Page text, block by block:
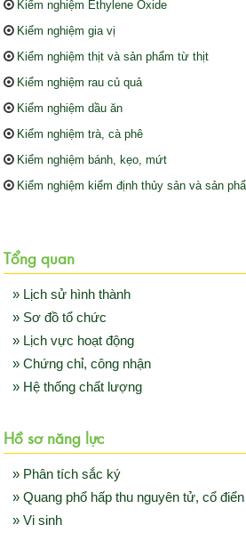
Kiểm nghiệm Ethylene Oxide
Kiểm nghiệm gia vị
Kiểm nghiệm thịt và sản phẩm từ thịt
Kiểm nghiệm rau củ quả
Kiểm nghiệm dầu ăn
Kiểm nghiệm trà, cà phê
Kiểm nghiệm bánh, kẹo, mứt
Kiểm nghiệm kiểm định thủy sản và sản
Tổng quan
» Lịch sử hình thành
» Sơ đồ tổ chức
» Lịch vực hoạt động
» Chứng chỉ, công nhận
» Hệ thống chất lượng
Hồ sơ năng lực
» Phân tích sắc ký
» Quang phổ hấp thu nguyên tử, cổ điển
» Vi sinh